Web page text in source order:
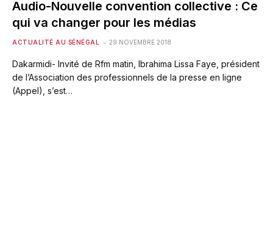
Audio-Nouvelle convention collective : Ce
qui va changer pour les médias
ACTUALITÉ AU SÉNÉGAL 29 NOVEMBRE 2018
Dakarmidi- Invité de Rfm matin, Ibrahima Lissa Faye, président
de l’Association des professionnels de la presse en ligne
(Appel), s’est…